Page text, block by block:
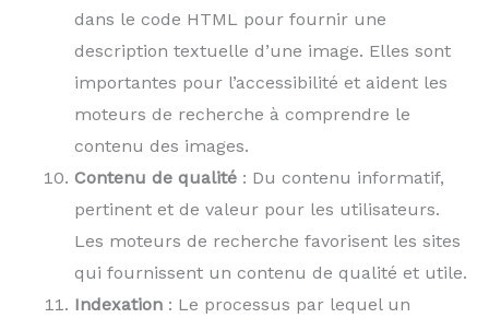
dans le code HTML pour fournir une
description textuelle d’une image. Elles sont
importantes pour l’accessibilité et aident les
moteurs de recherche à comprendre le
contenu des images.
Contenu de qualité : Du contenu informatif,
pertinent et de valeur pour les utilisateurs.
Les moteurs de recherche favorisent les sites
qui fournissent un contenu de qualité et utile.
Indexation : Le processus par lequel un